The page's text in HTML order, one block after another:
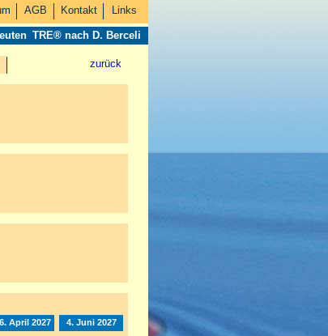
AGB Kontakt Links
TRE® nach D. Berceli
zurück
April 2027
4. Juni 2027